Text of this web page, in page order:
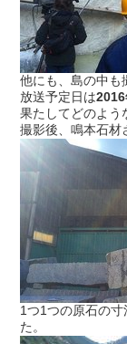
他にも、島の中も
放送予定日は
果たしてどのよう
撮影後、鳴本石材
1つ1つの原石の
た。